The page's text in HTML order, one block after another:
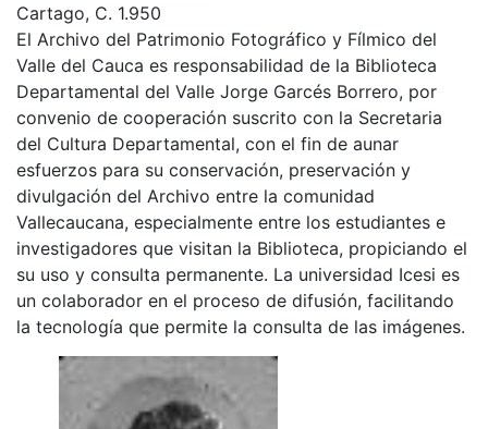
Cartago, C. 1.950
El Archivo del Patrimonio Fotográfico y Fílmico del
Valle del Cauca es responsabilidad de la Biblioteca
Departamental del Valle Jorge Garcés Borrero, por
convenio de cooperación suscrito con la Secretaria
del Cultura Departamental, con el fin de aunar
esfuerzos para su conservación, preservación y
divulgación del Archivo entre la comunidad
Vallecaucana, especialmente entre los estudiantes e
investigadores que visitan la Biblioteca, propiciando el
su uso y consulta permanente. La universidad Icesi es
un colaborador en el proceso de difusión, facilitando
la tecnología que permite la consulta de las imágenes.